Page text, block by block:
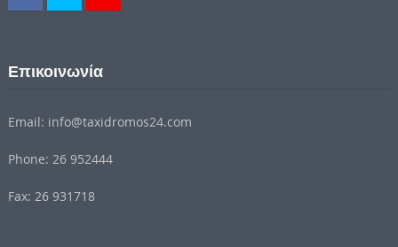
Επικοινωνία
Email: info@taxidromos24.com
Phone: 26 952444
Fax: 26 931718